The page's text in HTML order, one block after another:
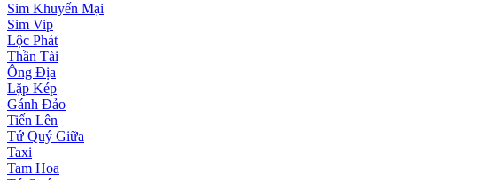
Sim Khuyến Mại
Sim Vip
Lộc Phát
Thần Tài
Ông Địa
Lặp Kép
Gánh Đảo
Tiến Lên
Tứ Quý Giữa
Taxi
Tam Hoa